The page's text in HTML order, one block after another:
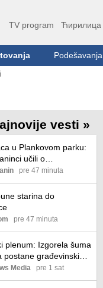
TV program Ћирилица
Podešavanja
vesti »
u Plankovom parku:
učili o
razmeni i
Dečija pijaca u
parku
pre 47 minuta
starina do
pre 47 minuta
plenum: Izgorela šuma
postane građevinski
zakon
Media pre 1 sat